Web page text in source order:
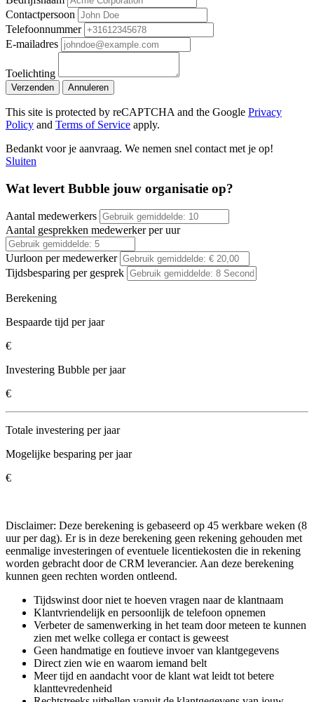
Contactpersoon
Telefoonnummer
E-mailadres
Toelichting
Verzenden Annuleren
This site is protected by reCAPTCHA and the Google Privacy
Policy and Terms of Service apply.
Bedankt voor je aanvraag. We nemen snel contact met je op!
Sluiten
Wat levert Bubble jouw organisatie op?
Aantal medewerkers
Aantal gesprekken medewerker per uur
Uurloon per medewerker
Tijdsbesparing per gesprek
Berekening
Bespaarde tijd per jaar
€
Investering Bubble per jaar
€
Totale investering per jaar
Mogelijke besparing per jaar
€
Disclaimer: Deze berekening is gebaseerd op 45 werkbare weken (8
uur per dag). Er is in deze berekening geen rekening gehouden met
eenmalige investeringen of eventuele licentiekosten die in rekening
worden gebracht door de CRM leverancier. Aan deze berekening
kunnen geen rechten worden ontleend.
Tijdswinst door niet te hoeven vragen naar de klantnaam
Klantvriendelijk en persoonlijk de telefoon opnemen
Verbeter de samenwerking in het team door meteen te kunnen
zien met welke collega er contact is geweest
Geen handmatige en foutieve invoer van klantgegevens
Direct zien wie en waarom iemand belt
Meer tijd en aandacht voor de klant wat leidt tot betere
klanttevredenheid